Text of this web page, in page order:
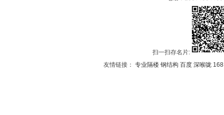
扫一扫存名片:
友情链接： 专业隔楼钢结构 百度深喉咙168